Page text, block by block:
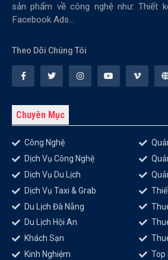
sản phẩm về công nghệ như: Thiết
Facebook Ads...
Theo Dõi Chúng Tôi
Chuyên Mục
Công Nghệ
Dịch Vụ Công Nghệ
Dịch Vụ Du Lịch
Dịch Vụ Taxi & Grab
Du Lịch Đà Nẵng
Du Lịch Hội An
Khách Sạn
Kinh Nghiệm
Top